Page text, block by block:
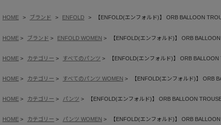
HOME ブランド ENFOLD 【ENFOLD(エンフォルド)】 ORB BALLOON
HOME ブランド ENFOLD WOMEN 【ENFOLD(エンフォルド)】 ORB
HOME カテゴリー すべてのパンツ 【ENFOLD(エンフォルド)】 ORB BALLOON
HOME カテゴリー すべてのパンツ WOMEN 【ENFOLD(エンフォルド)】 ORB
HOME カテゴリー パンツ 【ENFOLD(エンフォルド)】 ORB BALLOON
HOME カテゴリー パンツ WOMEN 【ENFOLD(エンフォルド)】 ORB